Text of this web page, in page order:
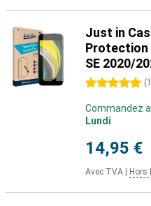
Just in
Protection
SE 2020/
5 étoiles (1
Commandez
Lundi
14,95 €
Avec TVA Hors